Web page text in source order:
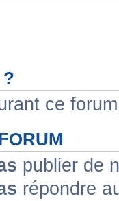
?
ce
publier de
répondre